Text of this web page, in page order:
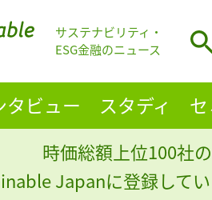
サステナビリティ・
ESG金融のニュース
タビュー スタディ
時価総額上位100社
Japanに登録して